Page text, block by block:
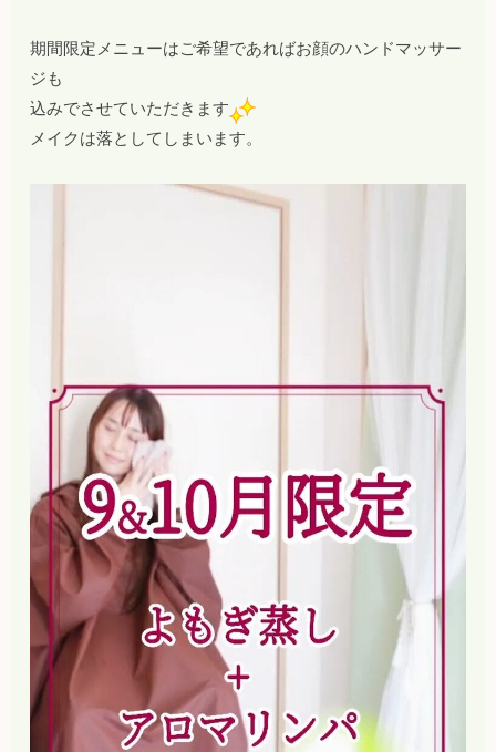
期間限定メニューはご希望であればお顔のハンドマッサー
ジも
込みでさせていただきます
メイクは落としてしまいます。